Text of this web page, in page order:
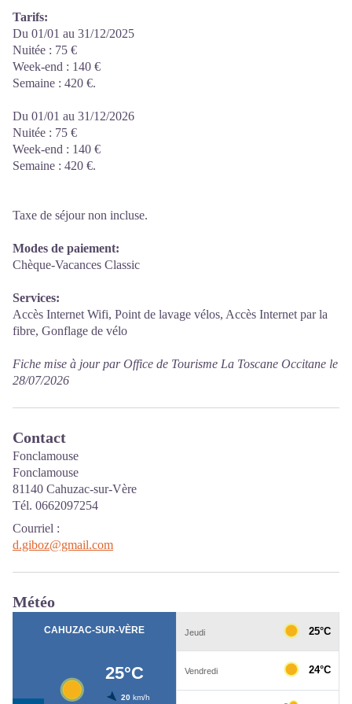
Tarifs:
Du 01/01 au 31/12/2025
Nuitée : 75 €
Week-end : 140 €
Semaine : 420 €.
Du 01/01 au 31/12/2026
Nuitée : 75 €
Week-end : 140 €
Semaine : 420 €.
Taxe de séjour non incluse.
Modes de paiement:
Chèque-Vacances Classic
Services:
Accès Internet Wifi, Point de lavage vélos, Accès Internet par la
fibre, Gonflage de vélo
Fiche mise à jour par Office de Tourisme La Toscane Occitane le
28/07/2026
Contact
Fonclamouse
Fonclamouse
81140 Cahuzac-sur-Vère
Tél. 0662097254
Courriel :
d.giboz@gmail.com
Météo